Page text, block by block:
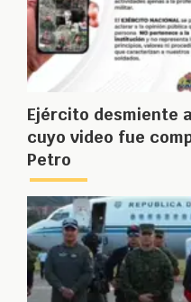
Ejército desmiente
cuyo video fue
Petro